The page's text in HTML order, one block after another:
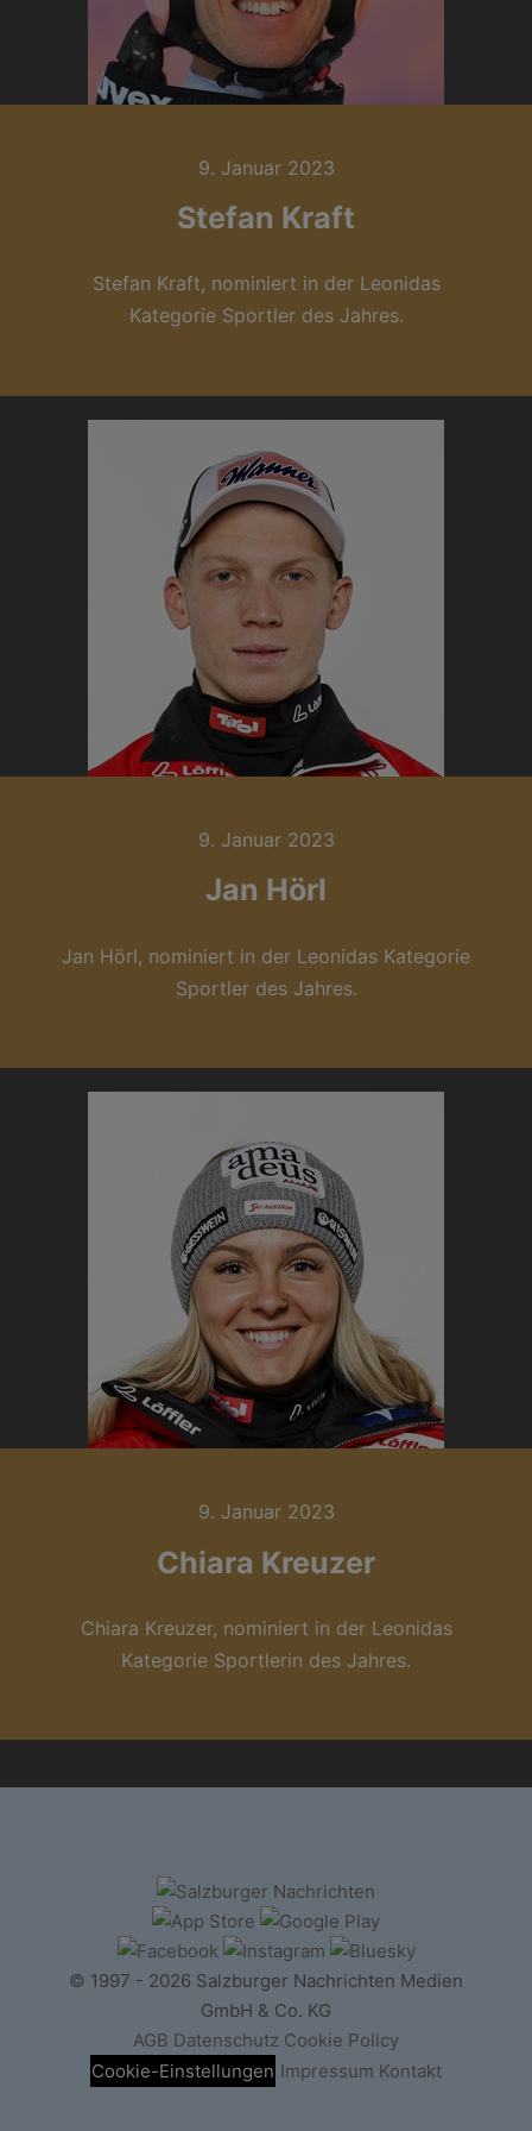
9. Januar 2023
Stefan Kraft
Stefan Kraft, nominiert in der Leonidas
Kategorie Sportler des Jahres.
9. Januar 2023
Jan Hörl
Jan Hörl, nominiert in der Leonidas Kategorie
Sportler des Jahres.
9. Januar 2023
Chiara Kreuzer
Chiara Kreuzer, nominiert in der Leonidas
Kategorie Sportlerin des Jahres.
© 1997 - 2026 Salzburger Nachrichten Medien
GmbH & Co. KG
AGB Datenschutz Cookie Policy
Cookie-Einstellungen Impressum Kontakt